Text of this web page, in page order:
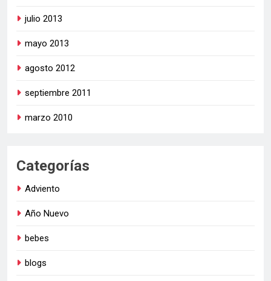
julio 2013
mayo 2013
agosto 2012
septiembre 2011
marzo 2010
Categorías
Adviento
Año Nuevo
bebes
blogs